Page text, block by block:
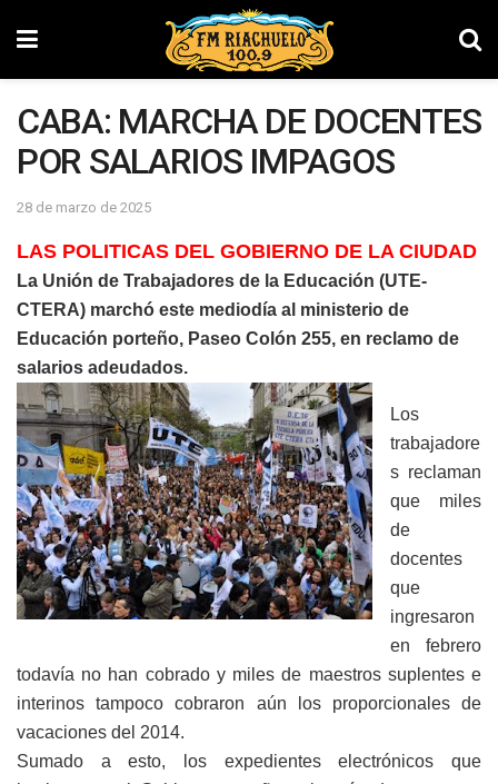
CABA: MARCHA DE DOCENTES
POR SALARIOS IMPAGOS
28 de marzo de 2025
LAS POLITICAS DEL GOBIERNO DE LA CIUDAD
La Unión de Trabajadores de la Educación (UTE-
CTERA) marchó este mediodía al ministerio de
Educación porteño, Paseo Colón 255, en reclamo de
salarios adeudados.
Los
trabajadore
s reclaman
que miles
de
docentes
que
ingresaron
en febrero
todavía no han cobrado y miles de maestros suplentes e
interinos tampoco cobraron aún los proporcionales de
vacaciones del 2014.
Sumado a esto, los expedientes electrónicos que